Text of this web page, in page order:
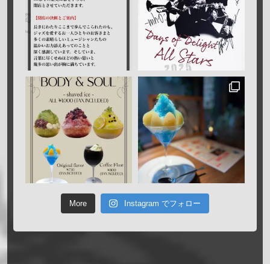
More Instagram でフォロー